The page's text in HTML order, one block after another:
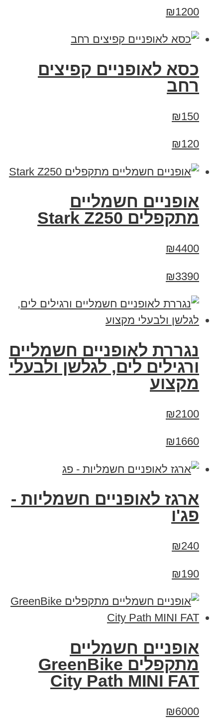
₪1200
כסא לאופניים קפיצים
רחב
₪150
₪120
‏אופניים חשמליים
‏מתקפלים Stark Z250
₪4400
₪3390
נגררת לאופניים חשמליים
ורגילים לים, לגלשן ולבעלי
מקצוע
₪2100
₪1660
ארגז לאופניים חשמליות -
פג'ו
₪240
₪190
אופניים חשמליים
‏מתקפלים GreenBike
City Path MINI FAT
₪6000